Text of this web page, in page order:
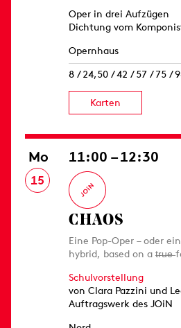
Oper in drei Aufzügen
Dichtung vom
Opernhaus
8 / 24,50 / 42 / 57 / 75 /
Karten
Mo
15
11:00 – 12:30
CHAOS
Eine Pop-Oper – oder
hybrid, based on a t̶r̶u̶e̶
Schulvorstellung
von Clara Pazzini und
Auftragswerk des JOiN